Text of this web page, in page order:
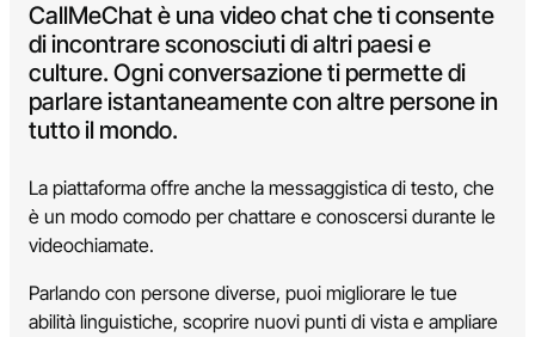
CallMeChat è una video chat che ti consente
di incontrare sconosciuti di altri paesi e
culture. Ogni conversazione ti permette di
parlare istantaneamente con altre persone in
tutto il mondo.
La piattaforma offre anche la messaggistica di testo, che
è un modo comodo per chattare e conoscersi durante le
videochiamate.
Parlando con persone diverse, puoi migliorare le tue
abilità linguistiche, scoprire nuovi punti di vista e ampliare